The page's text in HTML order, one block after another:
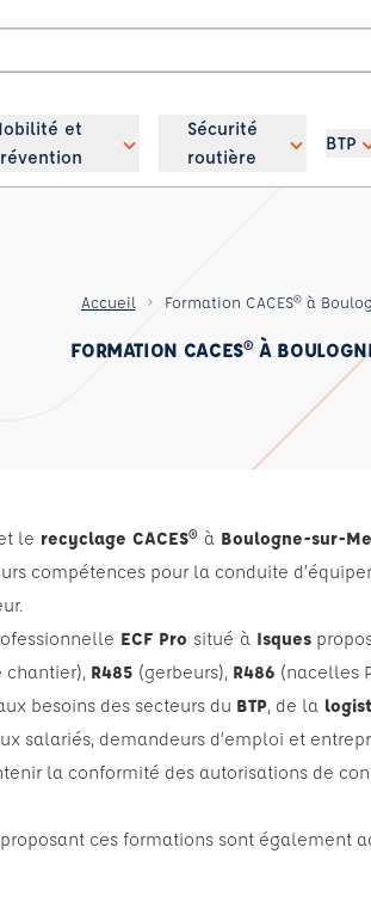
et
Sécurité
routière
BTP
Accueil Formation CACES® à
FORMATION CACES® À
le recyclage CACES® à Boulogne-sur-
compétences pour la conduite
ECF Pro situé à Isques
chantier), R485 (gerbeurs), R486 (nacelles
besoins des secteurs du BTP, de la
salariés, demandeurs d’emploi et
la conformité des autorisations de
proposant ces formations sont également